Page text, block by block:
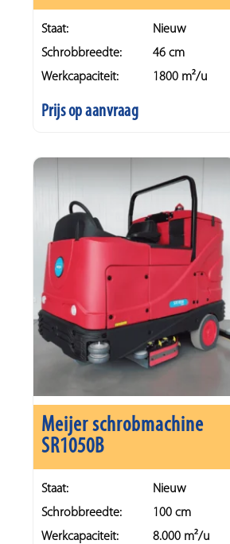
Staat:
Nieuw
Schrobbreedte:
46 cm
Werkcapaciteit:
1800 m²/u
Prijs op aanvraag
Meijer schrobmachine
SR1050B
Staat:
Nieuw
Schrobbreedte:
100 cm
Werkcapaciteit:
8.000 m²/u